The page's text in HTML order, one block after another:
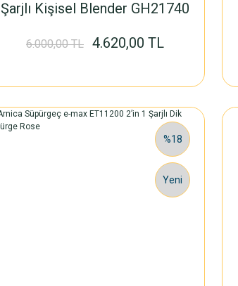
Şarjlı Kişisel Blender GH21740
6.000,00 TL 4.620,00 TL
%18
Yeni